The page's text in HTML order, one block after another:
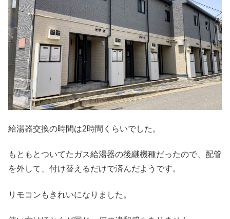
給湯器交換の時間は2時間くらいでした。
もともとついてたガス給湯器の後継機種だったので、配管
を外して、付け替えるだけで済んだようです。
リモコンもきれいになりました。